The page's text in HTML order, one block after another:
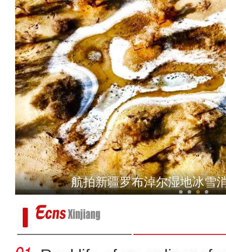
新疆750千伏输变电单体投
航拍新疆罗布淖尔湿地冰雪